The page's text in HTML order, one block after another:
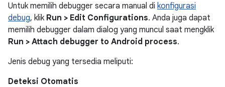
Untuk memilih debugger secara manual di konfigurasi
debug, klik Run > Edit Configurations. Anda juga dapat
memilih debugger dalam dialog yang muncul saat mengklik
Run > Attach debugger to Android process.
Jenis debug yang tersedia meliputi:
Deteksi Otomatis